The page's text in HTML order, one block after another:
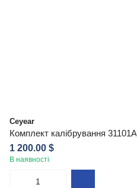
Ceyear
Комплект калібрування 31101A
1 200.00 $
В наявності